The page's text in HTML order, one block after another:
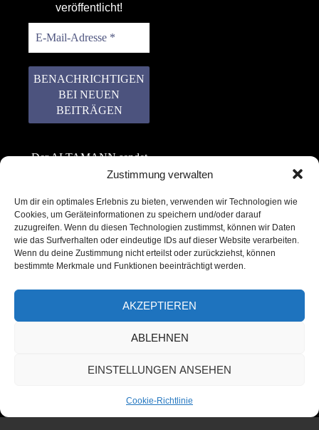
Zustimmung verwalten
Um dir ein optimales Erlebnis zu bieten, verwenden wir Technologien wie
Cookies, um Geräteinformationen zu speichern und/oder darauf
zuzugreifen. Wenn du diesen Technologien zustimmst, können wir Daten
wie das Surfverhalten oder eindeutige IDs auf dieser Website verarbeiten.
Wenn du deine Zustimmung nicht erteilst oder zurückziehst, können
bestimmte Merkmale und Funktionen beeinträchtigt werden.
AKZEPTIEREN
ABLEHNEN
EINSTELLUNGEN ANSEHEN
Cookie-Richtlinie
veröffentlicht!
Der ALTAMANN sendet
keinen Spam! Er gibt
weiter. Erfahre mehr in
unserer
Datenschutzerklärung.
Copyright © 2022 – 2025 | ALTAMANN.com